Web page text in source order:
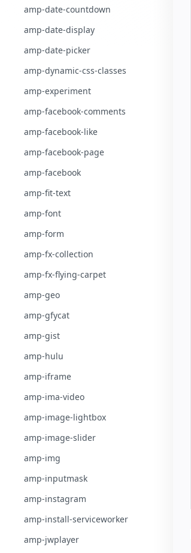
amp-date-countdown
amp-date-display
amp-date-picker
amp-dynamic-css-classes
amp-experiment
amp-facebook-comments
amp-facebook-like
amp-facebook-page
amp-facebook
amp-fit-text
amp-font
amp-form
amp-fx-collection
amp-fx-flying-carpet
amp-geo
amp-gfycat
amp-gist
amp-hulu
amp-iframe
amp-ima-video
amp-image-lightbox
amp-image-slider
amp-img
amp-inputmask
amp-instagram
amp-install-serviceworker
amp-jwplayer